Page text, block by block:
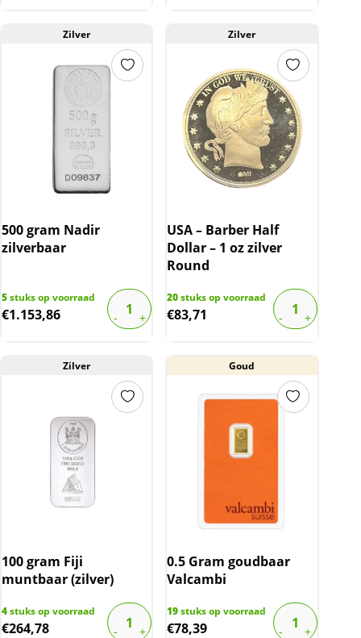
Zilver
500 gram Nadir
zilverbaar
5stuks op voorraad
€1.153,86
Zilver
USA – Barber Half
Dollar – 1 oz zilver
Round
20stuks op voorraad
€83,71
Zilver
100 gram Fiji
muntbaar (zilver)
4stuks op voorraad
€264,78
Goud
0.5 Gram goudbaar
Valcambi
19stuks op voorraad
€78,39